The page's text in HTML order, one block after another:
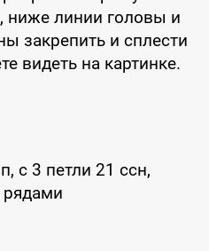
ниже линии головы и
закрепить и сплести
видеть на картинке.
с 3 петли 21 ссн,